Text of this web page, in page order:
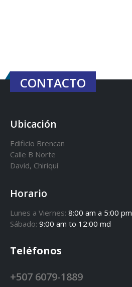
CONTACTO
Ubicación
Edificio Brencan
Calle B Norte
David, Chiriquí
Horario
Lunes a Viernes: 8:00 am a 5:00 pm
Sábado: 9:00 am to 12:00 md
Teléfonos
+507 6079-1889